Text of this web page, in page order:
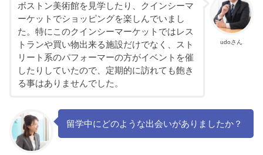
udoさん
ボストン美術館を見学したり、クインシーマ
ーケットでショッピングを楽しんでいまし
た。特にこのクインシーマーケットではレス
トランや買い物出来る施設だけでなく、スト
リート系のパフォーマーの方がイベントを催
したりしていたので、定期的に訪れても飽き
る事はありませんでした。
留学中にどのような出会いがありましたか？